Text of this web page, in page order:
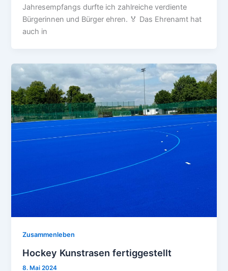
Jahresempfangs durfte ich zahlreiche verdiente
Bürgerinnen und Bürger ehren. 🏅 Das Ehrenamt hat
auch in
Zusammenleben
Hockey Kunstrasen fertiggestellt
8. Mai 2024